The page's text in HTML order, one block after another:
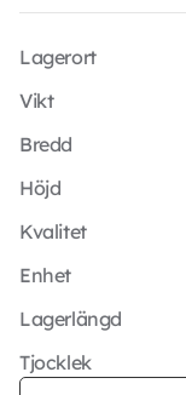
Lagerort
Vikt
Bredd
Höjd
Kvalitet
Enhet
Lagerlängd
Tjocklek